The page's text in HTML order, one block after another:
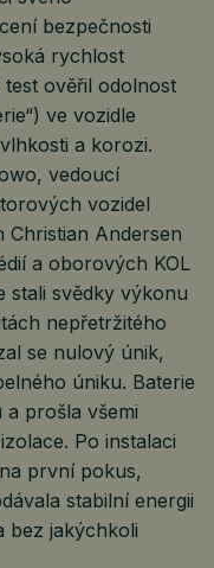
bezpečnosti
rychlost
ověřil odolnost
ve vozidle
a korozi.
vedoucí
vozidel
Christian Andersen
a oborových KOL
stali svědky výkonu
nepřetržitého
se nulový únik,
úniku. Baterie
prošla všemi
Po instalaci
první pokus,
stabilní energii
bez jakýchkoli